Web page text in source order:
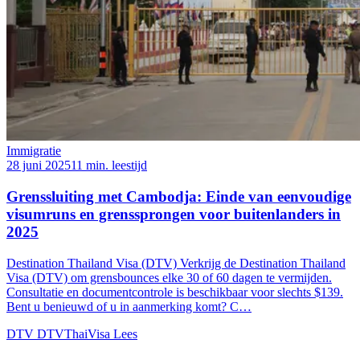
Immigratie
28 juni 202511 min. leestijd
Grenssluiting met Cambodja: Einde van eenvoudige
visumruns en grenssprongen voor buitenlanders in
2025
Destination Thailand Visa (DTV) Verkrijg de Destination Thailand
Visa (DTV) om grensbounces elke 30 of 60 dagen te vermijden.
Consultatie en documentcontrole is beschikbaar voor slechts $139.
Bent u benieuwd of u in aanmerking komt? C…
DTV DTVThaiVisa Lees